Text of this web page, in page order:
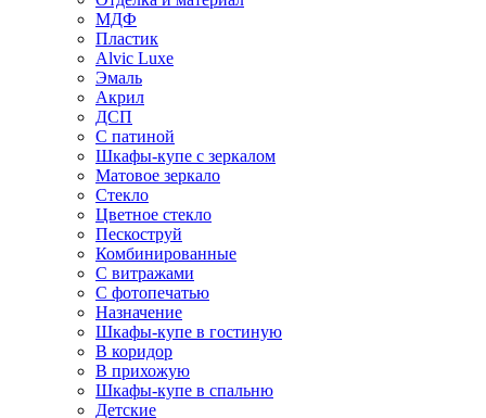
МДФ
Пластик
Alvic Luxe
Эмаль
Акрил
ДСП
С патиной
Шкафы-купе с зеркалом
Матовое зеркало
Стекло
Цветное стекло
Пескоструй
Комбинированные
С витражами
С фотопечатью
Назначение
Шкафы-купе в гостиную
В коридор
В прихожую
Шкафы-купе в спальню
Детские